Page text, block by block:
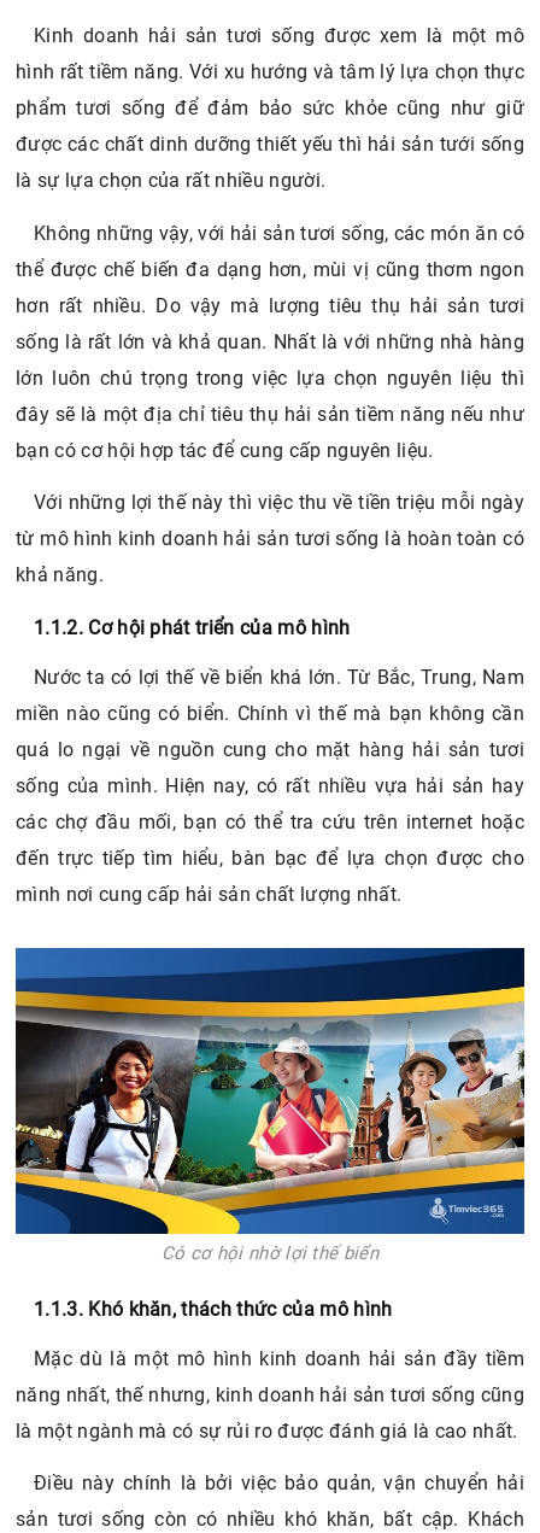
Kinh doanh hải sản tươi sống được xem là một mô
hình rất tiềm năng. Với xu hướng và tâm lý lựa chọn thực
phẩm tươi sống để đảm bảo sức khỏe cũng như giữ
được các chất dinh dưỡng thiết yếu thì hải sản tưới sống
là sự lựa chọn của rất nhiều người.
Không những vậy, với hải sản tươi sống, các món ăn có
thể được chế biến đa dạng hơn, mùi vị cũng thơm ngon
hơn rất nhiều. Do vậy mà lượng tiêu thụ hải sản tươi
sống là rất lớn và khả quan. Nhất là với những nhà hàng
lớn luôn chú trọng trong việc lựa chọn nguyên liệu thì
đây sẽ là một địa chỉ tiêu thụ hải sản tiềm năng nếu như
bạn có cơ hội hợp tác để cung cấp nguyên liệu.
Với những lợi thế này thì việc thu về tiền triệu mỗi ngày
từ mô hình kinh doanh hải sản tươi sống là hoàn toàn có
khả năng.
1.1.2. Cơ hội phát triển của mô hình
Nước ta có lợi thế về biển khá lớn. Từ Bắc, Trung, Nam
miền nào cũng có biển. Chính vì thế mà bạn không cần
quá lo ngại về nguồn cung cho mặt hàng hải sản tươi
sống của mình. Hiện nay, có rất nhiều vựa hải sản hay
các chợ đầu mối, bạn có thể tra cứu trên internet hoặc
đến trực tiếp tìm hiểu, bàn bạc để lựa chọn được cho
mình nơi cung cấp hải sản chất lượng nhất.
Có cơ hội nhờ lợi thế biển
1.1.3. Khó khăn, thách thức của mô hình
Mặc dù là một mô hình kinh doanh hải sản đầy tiềm
năng nhất, thế nhưng, kinh doanh hải sản tươi sống cũng
là một ngành mà có sự rủi ro được đánh giá là cao nhất.
Điều này chính là bởi việc bảo quản, vận chuyển hải
sản tươi sống còn có nhiều khó khăn, bất cập. Khách